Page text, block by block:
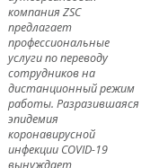
компания ZSC
предлагает
профессиональные
услуги по переводу
сотрудников на
дистанционный режим
работы. Разразившаяся
эпидемия
коронавирусной
инфекции COVID-19
вынуждает